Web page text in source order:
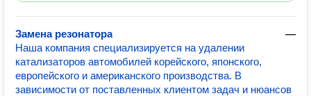
Замена резонатора
—
Наша компания специализируется на удалении
катализаторов автомобилей корейского, японского,
европейского и американского производства. В
зависимости от поставленных клиентом задач и нюансов